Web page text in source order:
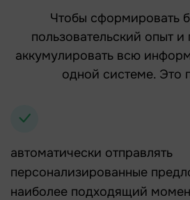
Чтобы сформировать
пользовательский опыт
аккумулировать всю
одной системе. Это
автоматически отправлять
персонализированные
наиболее подходящий